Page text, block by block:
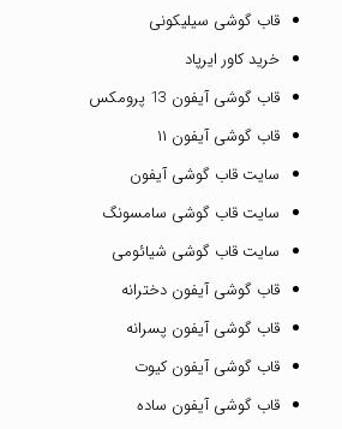
قاب گوشی سیلیکونی
خرید کاور ایرپاد
قاب گوشی آیفون 13 پرومکس
قاب گوشی آیفون ۱۱
سایت قاب گوشی آیفون
سایت قاب گوشی سامسونگ
سایت قاب گوشی شیائومی
قاب گوشی آیفون دخترانه
قاب گوشی آیفون پسرانه
قاب گوشی آیفون کیوت
قاب گوشی آیفون ساده